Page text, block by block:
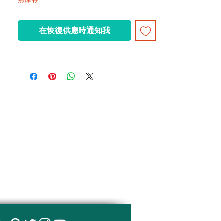
在恢復供應時通知我